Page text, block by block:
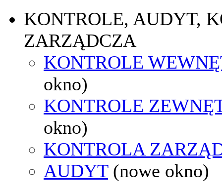
KONTROLE, AUDYT,
ZARZĄDCZA
KONTROLE
okno)
KONTROLE
okno)
KONTROLA
AUDYT (nowe okno)